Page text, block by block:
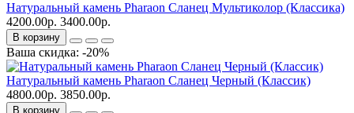
Натуральный камень Pharaon Сланец Мультиколор (Классика)
4200.00р. 3400.00р.
В корзину
Ваша скидка: -20%
Натуральный камень Pharaon Сланец Черный (Классик)
4800.00р. 3850.00р.
В корзину